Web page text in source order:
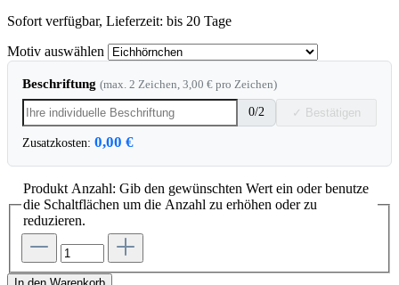
Sofort verfügbar, Lieferzeit: bis 20 Tage
Motiv auswählen
Beschriftung (max. 2 Zeichen, 3,00 € pro Zeichen)
0/2 ✓ Bestätigen
Zusatzkosten: 0,00 €
Produkt Anzahl: Gib den gewünschten Wert ein oder benutze
die Schaltflächen um die Anzahl zu erhöhen oder zu
reduzieren.